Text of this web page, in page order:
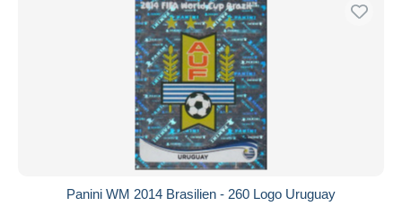
Panini WM 2014 Brasilien - 260 Logo Uruguay